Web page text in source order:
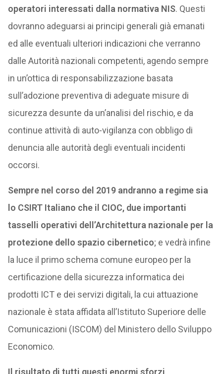
operatori interessati dalla normativa NIS. Questi
dovranno adeguarsi ai principi generali già emanati
ed alle eventuali ulteriori indicazioni che verranno
dalle Autorità nazionali competenti, agendo sempre
in un’ottica di responsabilizzazione basata
sull’adozione preventiva di adeguate misure di
sicurezza desunte da un’analisi del rischio, e da
continue attività di auto-vigilanza con obbligo di
denuncia alle autorità degli eventuali incidenti
occorsi.
Sempre nel corso del 2019 andranno a regime sia
lo CSIRT Italiano che il CIOC, due importanti
tasselli operativi dell’Architettura nazionale per la
protezione dello spazio cibernetico; e vedrà infine
la luce il primo schema comune europeo per la
certificazione della sicurezza informatica dei
prodotti ICT e dei servizi digitali, la cui attuazione
nazionale è stata affidata all’Istituto Superiore delle
Comunicazioni (ISCOM) del Ministero dello Sviluppo
Economico.
Il risultato di tutti questi enormi sforzi